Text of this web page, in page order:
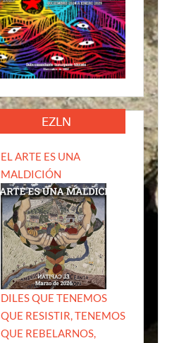
EZLN
EL ARTE ES UNA
MALDICIÓN
DILES QUE TENEMOS
QUE RESISTIR, TENEMOS
QUE REBELARNOS,